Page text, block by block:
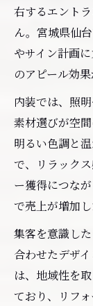
満足度を
理想
問術
リフ
の工
店舗
ム戦
リフ
法
口コ
選ぶ
右するエント
ん。宮城県仙
やサイン計画
のアピール効果
内装では、照
素材選びが空
明るい色調と
で、リラック
ー獲得につな
で売上が増加
集客を意識し
合わせたデザ
は、地域性を
ており、リフ